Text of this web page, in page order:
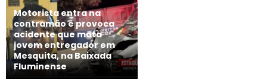
Motorista entra na
contramão e provoca
acidente que mata
jovem entregador em
Mesquita, na Baixada
Fluminense